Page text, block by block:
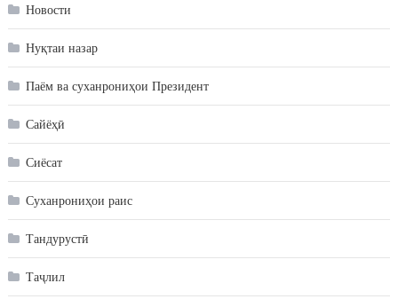
Новости
Нуқтаи назар
Паём ва суханрониҳои Президент
Сайёҳӣ
Сиёсат
Суханрониҳои раис
Тандурустӣ
Таҷлил